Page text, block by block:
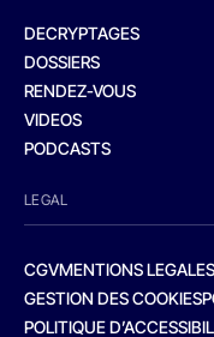
DECRYPTAGES
DOSSIERS
RENDEZ-VOUS
VIDEOS
PODCASTS
LEGAL
CGVMENTIONS LEGALES
GESTION DES COOKIES
POLITIQUE